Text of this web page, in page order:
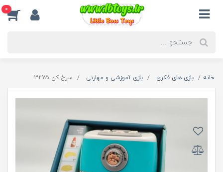
0
خانه بازی های فکری بازی آموزشی و مهارتی سرخ کن 3275